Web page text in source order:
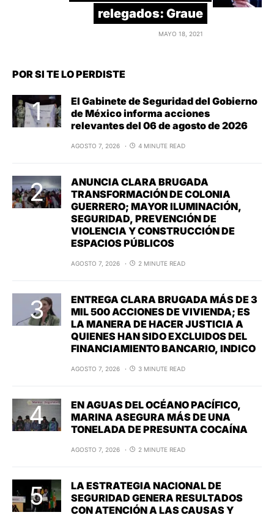
relegados: Graue
MAYO 18, 2021
POR SI TE LO PERDISTE
El Gabinete de Seguridad del Gobierno
de México informa acciones
relevantes del 06 de agosto de 2026
AGOSTO 7, 2026 4 MINUTE READ
ANUNCIA CLARA BRUGADA
TRANSFORMACIÓN DE COLONIA
GUERRERO; MAYOR ILUMINACIÓN,
SEGURIDAD, PREVENCIÓN DE
VIOLENCIA Y CONSTRUCCIÓN DE
ESPACIOS PÚBLICOS
AGOSTO 7, 2026 2 MINUTE READ
ENTREGA CLARA BRUGADA MÁS DE 3
MIL 500 ACCIONES DE VIVIENDA; ES
LA MANERA DE HACER JUSTICIA A
QUIENES HAN SIDO EXCLUIDOS DEL
FINANCIAMIENTO BANCARIO, INDICO
AGOSTO 7, 2026 3 MINUTE READ
EN AGUAS DEL OCÉANO PACÍFICO,
MARINA ASEGURA MÁS DE UNA
TONELADA DE PRESUNTA COCAÍNA
AGOSTO 7, 2026 2 MINUTE READ
LA ESTRATEGIA NACIONAL DE
SEGURIDAD GENERA RESULTADOS
CON ATENCIÓN A LAS CAUSAS Y